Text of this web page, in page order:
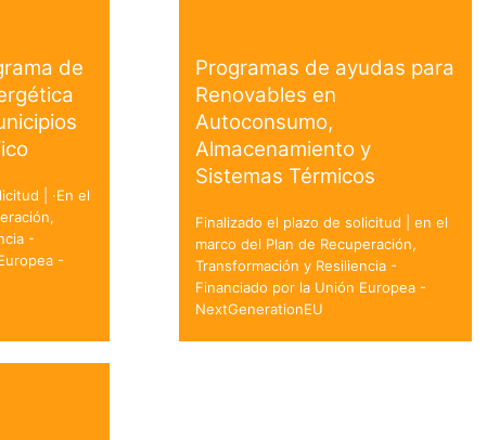
de
| ·En el
-
-
Programas de ayudas para
Renovables en
Autoconsumo,
Almacenamiento y
Sistemas Térmicos
Finalizado el plazo de solicitud | en el
marco del Plan de Recuperación,
Transformación y Resiliencia -
Financiado por la Unión Europea -
NextGenerationEU